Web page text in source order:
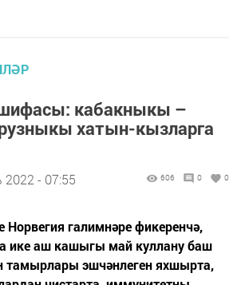
кабакныкы –
хатын-кызларга
2022 - 07:55 606 0 0
Норвегия галимнәре фикеренчә,
ике аш кашыгы май куллану баш
тамырлары эшчәнлеген яхшырта,